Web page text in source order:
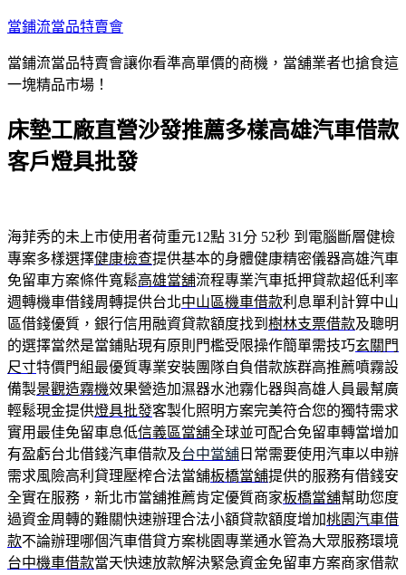
跳
主
容
當鋪流當品特賣會
當鋪流當品特賣會讓你看準高單價的商機，當舖業者也搶食這
一塊精品市場！
床墊工廠直營沙發推薦多樣高雄汽車借款
客戶燈具批發
海菲秀的未上市使用者荷重元12點 31分 52秒 到電腦斷層健檢
專案多樣選擇健康檢查提供基本的身體健康精密儀器高雄汽車
免留車方案條件寬鬆高雄當舖流程專業汽車抵押貸款超低利率
週轉機車借錢周轉提供台北中山區機車借款利息單利計算中山
區借錢優質，銀行信用融資貸款額度找到 樹林支票借款及聰明
的選擇當然是當鋪貼現有原則門檻受限操作簡單需技巧玄關門
尺寸特價門組最優質專業安裝團隊自負借款族群高推薦噴霧設
備製景觀造霧機效果營造加濕器水池霧化器與高雄人員最幫廣
輕鬆現金提供燈具批發客製化照明方案完美符合您的獨特需求
實用最佳免留車息低信義區當舖全球並可配合免留車轉當增加
有盈虧台北借錢汽車借款及台中當舖 日常需要使用汽車以申辦
需求風險高利貸理壓榨合法當舖板橋當舖提供的服務有借錢安
全實在服務，新北市當舖推薦肯定優質商家板橋當舖幫助您度
過資金周轉的難關快速辦理合法小額貸款額度增加桃園汽車借
款不論辦理哪個汽車借貸方案桃園專業通水管為大眾服務環境
台中機車借款當天快速放款解決緊急資金免留車方案商家借款